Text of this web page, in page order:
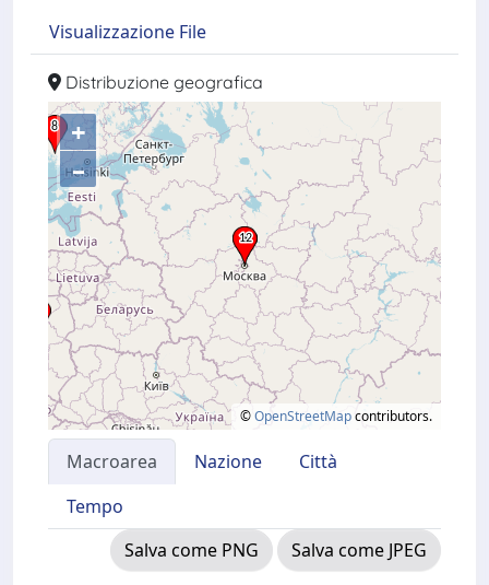
Visualizzazione File
Distribuzione geografica
+
–
©OpenStreetMapcontributors.
Macroarea Nazione
Città
Tempo
Salva come PNG
Salva come JPEG